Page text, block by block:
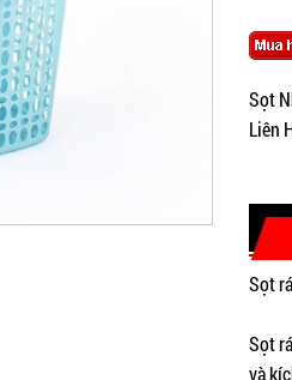
Sọt
Liên
Sọt
Sọt
và